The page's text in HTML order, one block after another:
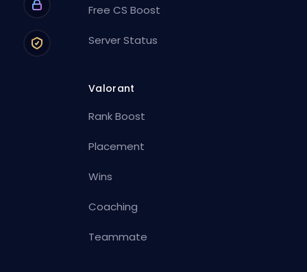
Free CS Boost
Server Status
Valorant
Rank Boost
Placement
Wins
Coaching
Teammate